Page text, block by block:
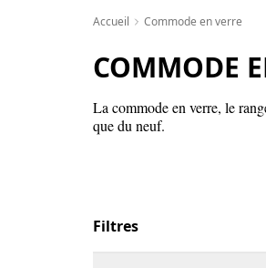
Accueil Commode en verre
COMMODE
La commode en verre, le
que du neuf.
Filtres